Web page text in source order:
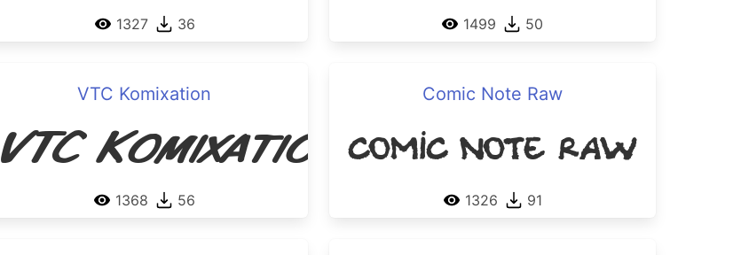
1327 36 1499 50
VTC Komixation
VTC Komixation
1368 56
Comic Note Raw
Comic Note Raw
1326 91